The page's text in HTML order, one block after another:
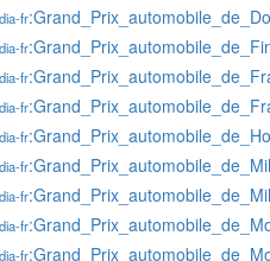
fr
fr
fr
fr
fr
fr
fr
fr
fr